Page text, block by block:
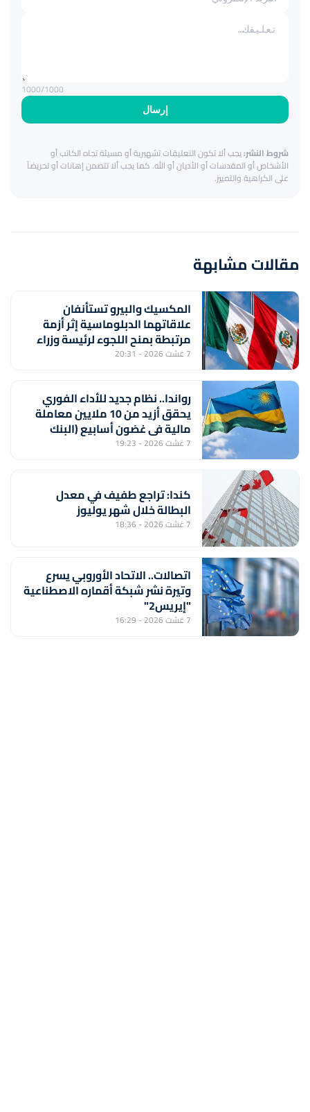
إرسال
1000/1000
شروط النشر:يجب ألا تكون التعليقات تشهيرية أو مسيئة تجاه الكاتب أو
الأشخاص أو المقدسات أو الأديان أو الله. كما يجب ألا تتضمن إهانات أو تحريضاً
على الكراهية والتمييز.
مقالات مشابهة
المكسيك والبيرو تستأنفان
علاقاتهما الدبلوماسية إثر أزمة
مرتبطة بمنح اللجوء لرئيسة وزراء
بيروفية سابقة
7 غشت 2026 - 20:31
رواندا.. نظام جديد للأداء الفوري
يحقق أزيد من 10 ملايين معاملة
مالية في غضون أسابيع (البنك
المركزي)
7 غشت 2026 - 19:23
كندا: تراجع طفيف في معدل
البطالة خلال شهر يوليوز
7 غشت 2026 - 18:36
اتصالات.. الاتحاد الأوروبي يسرع
وتيرة نشر شبكة أقماره الاصطناعية
"إيريس2"
7 غشت 2026 - 16:29